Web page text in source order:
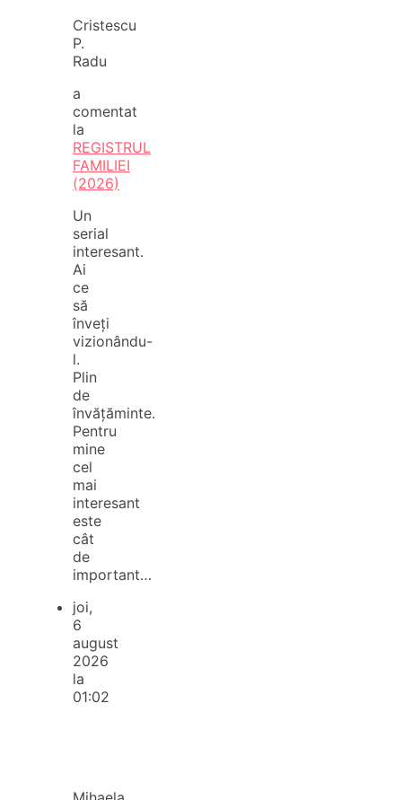
Cristescu
P.
Radu
a
comentat
la
REGISTRUL
FAMILIEI
(2026)
Un
serial
interesant.
Ai
ce
să
înveți
vizionându-
l.
Plin
de
învățăminte.
Pentru
mine
cel
mai
interesant
este
cât
de
important…
joi,
6
august
2026
la
01:02